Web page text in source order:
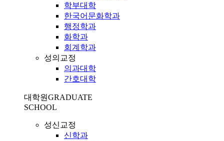
학부대학
한국어문화학과
행정학과
화학과
회계학과
성의교정
의과대학
간호대학
대학원GRADUATE
SCHOOL
성신교정
신학과